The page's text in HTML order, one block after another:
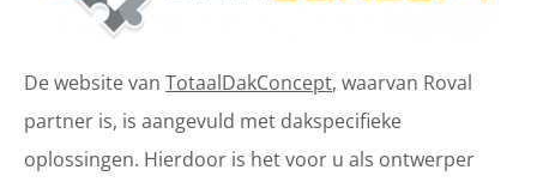
De website van TotaalDakConcept, waarvan Roval
partner is, is aangevuld met dakspecifieke
oplossingen. Hierdoor is het voor u als ontwerper